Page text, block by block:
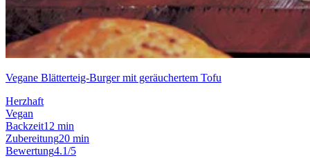
Vegane Blätterteig-Burger mit geräuchertem Tofu
Herzhaft
Vegan
Backzeit12 min
Zubereitung20 min
Bewertung4.1/5